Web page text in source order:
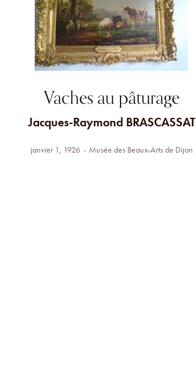
Vaches au pâturage
Jacques-Raymond BRASCASSAT
janvier 1, 1926 Musée des Beaux-Arts de Dijon